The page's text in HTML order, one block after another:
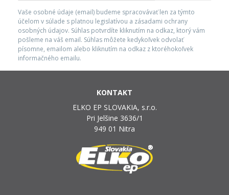
Vaše osobné údaje (email) budeme spracovávať len za týmto
účelom v súlade s platnou legislatívou a zásadami ochrany
osobných údajov. Súhlas potvrdíte kliknutím na odkaz, ktorý vám
pošleme na váš email. Súhlas môžete kedykoľvek odvolať
písomne, emailom alebo kliknutím na odkaz z ktoréhokoľvek
informačného emailu.
KONTAKT
ELKO EP SLOVAKIA, s.r.o.
Pri Jelšine 3636/1
949 01 Nitra